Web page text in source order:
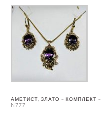
АМЕТИСТ, ЗЛАТО – КОМПЛЕКТ –
N777